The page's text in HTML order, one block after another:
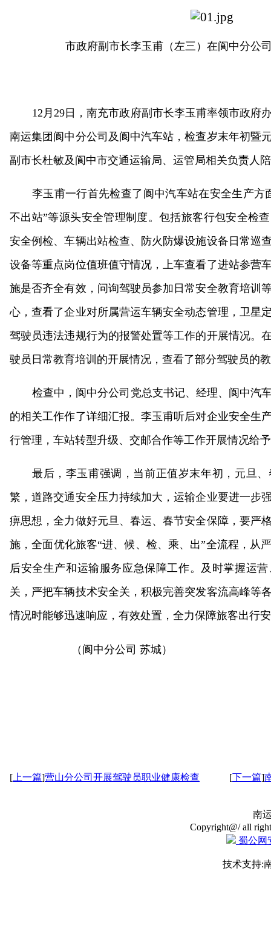
市政府副市长李玉甫（左三）在阆中分公
12月29日，南充市政府副市长李玉甫率领市政府
南运集团阆中分公司及阆中汽车站，检查岁末年初暨
副市长杜敏及阆中市交通运输局、运管局相关负责人
李玉甫一行首先检查了阆中汽车站在安全生产方
不出站”等源头安全管理制度。包括旅客行包安全检
安全例检、车辆出站检查、防火防爆设施设备日常巡
设备等重点岗位值班值守情况，上车查看了进站参营
施是否齐全有效，问询驾驶员参加日常安全教育培训
心，查看了企业对所属营运车辆安全动态管理，卫星
驾驶员违法违规行为的报警处置等工作的开展情况。
驶员日常教育培训的开展情况，查看了部分驾驶员的
检查中，阆中分公司党总支书记、经理、阆中汽
的相关工作作了详细汇报。李玉甫听后对企业安全生
行管理，车站转型升级、交邮合作等工作开展情况给
最后，李玉甫强调，当前正值岁末年初，元旦
繁，道路交通安全压力持续加大，运输企业要进一步
痹思想，全力做好元旦、春运、春节安全保障，要严
施，全面优化旅客“进、候、检、乘、出”全流程，从
后安全生产和运输服务应急保障工作。及时掌握运
关，严把车辆技术安全关，积极完善突发客流高峰等
情况时能够迅速响应，有效处置，全力保障旅客出行
（阆中分公司 苏城）
[ 上一篇]营山分公司开展驾驶员职业健康检查 [下一篇]
南
Copyright@/ all
蜀公网
技术支持: